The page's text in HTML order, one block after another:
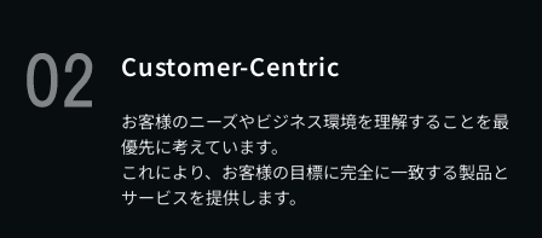
Customer-Centric
お客様のニーズやビジネス環境を理解することを最
優先に考えています。
これにより、お客様の目標に完全に一致する製品と
サービスを提供します。